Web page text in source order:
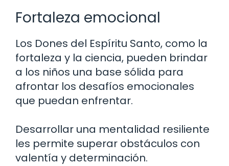
Fortaleza emocional
Los Dones del Espíritu Santo, como la
fortaleza y la ciencia, pueden brindar
a los niños una base sólida para
afrontar los desafíos emocionales
que puedan enfrentar.
Desarrollar una mentalidad resiliente
les permite superar obstáculos con
valentía y determinación.